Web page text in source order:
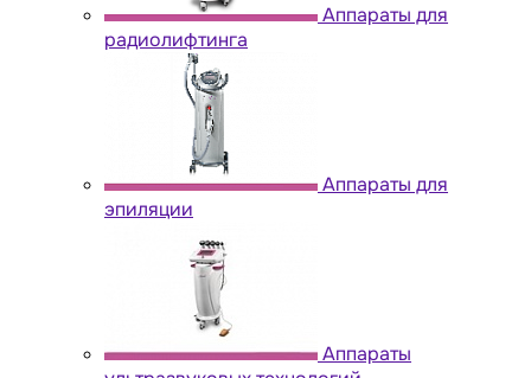
Аппараты для
радиолифтинга
Аппараты для
эпиляции
Аппараты